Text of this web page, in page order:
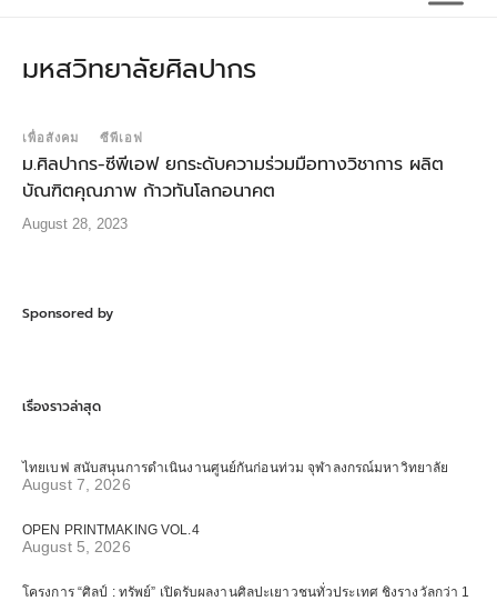
มหสวิทยาลัยศิลปากร
เพื่อสังคม ซีพีเอฟ
ม.ศิลปากร-ซีพีเอฟ ยกระดับความร่วมมือทางวิชาการ ผลิต
บัณฑิตคุณภาพ ก้าวทันโลกอนาคต
August 28, 2023
Sponsored by
เรื่องราวล่าสุด
ไทยเบฟ สนับสนุนการดำเนินงานศูนย์กันก่อนท่วม จุฬาลงกรณ์มหาวิทยาลัย
August 7, 2026
OPEN PRINTMAKING VOL.4
August 5, 2026
โครงการ “ศิลป์ : ทรัพย์” เปิดรับผลงานศิลปะเยาวชนทั่วประเทศ ชิงรางวัลกว่า 1